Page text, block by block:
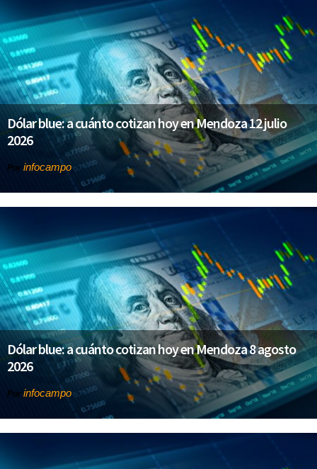
Dólar blue: a cuánto cotizan hoy en Mendoza 12 julio
2026
Por infocampo
Dólar blue: a cuánto cotizan hoy en Mendoza 8 agosto
2026
Por infocampo